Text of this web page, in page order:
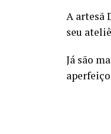
A artesã
seu
Já são